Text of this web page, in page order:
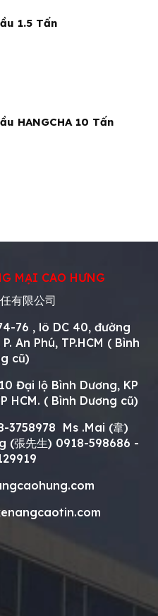
1.5 Tấn
HANGCHA 10 Tấn
MẠI CAO HƯNG
有限公司
76 , lô DC 40, đường
An Phú, TP.HCM ( Bình
cũ)
Đại lộ Bình Dương, KP
HCM. ( Bình Dương cũ)
3758978 Ms .Mai (韋)
(張先生) 0918-598686 -